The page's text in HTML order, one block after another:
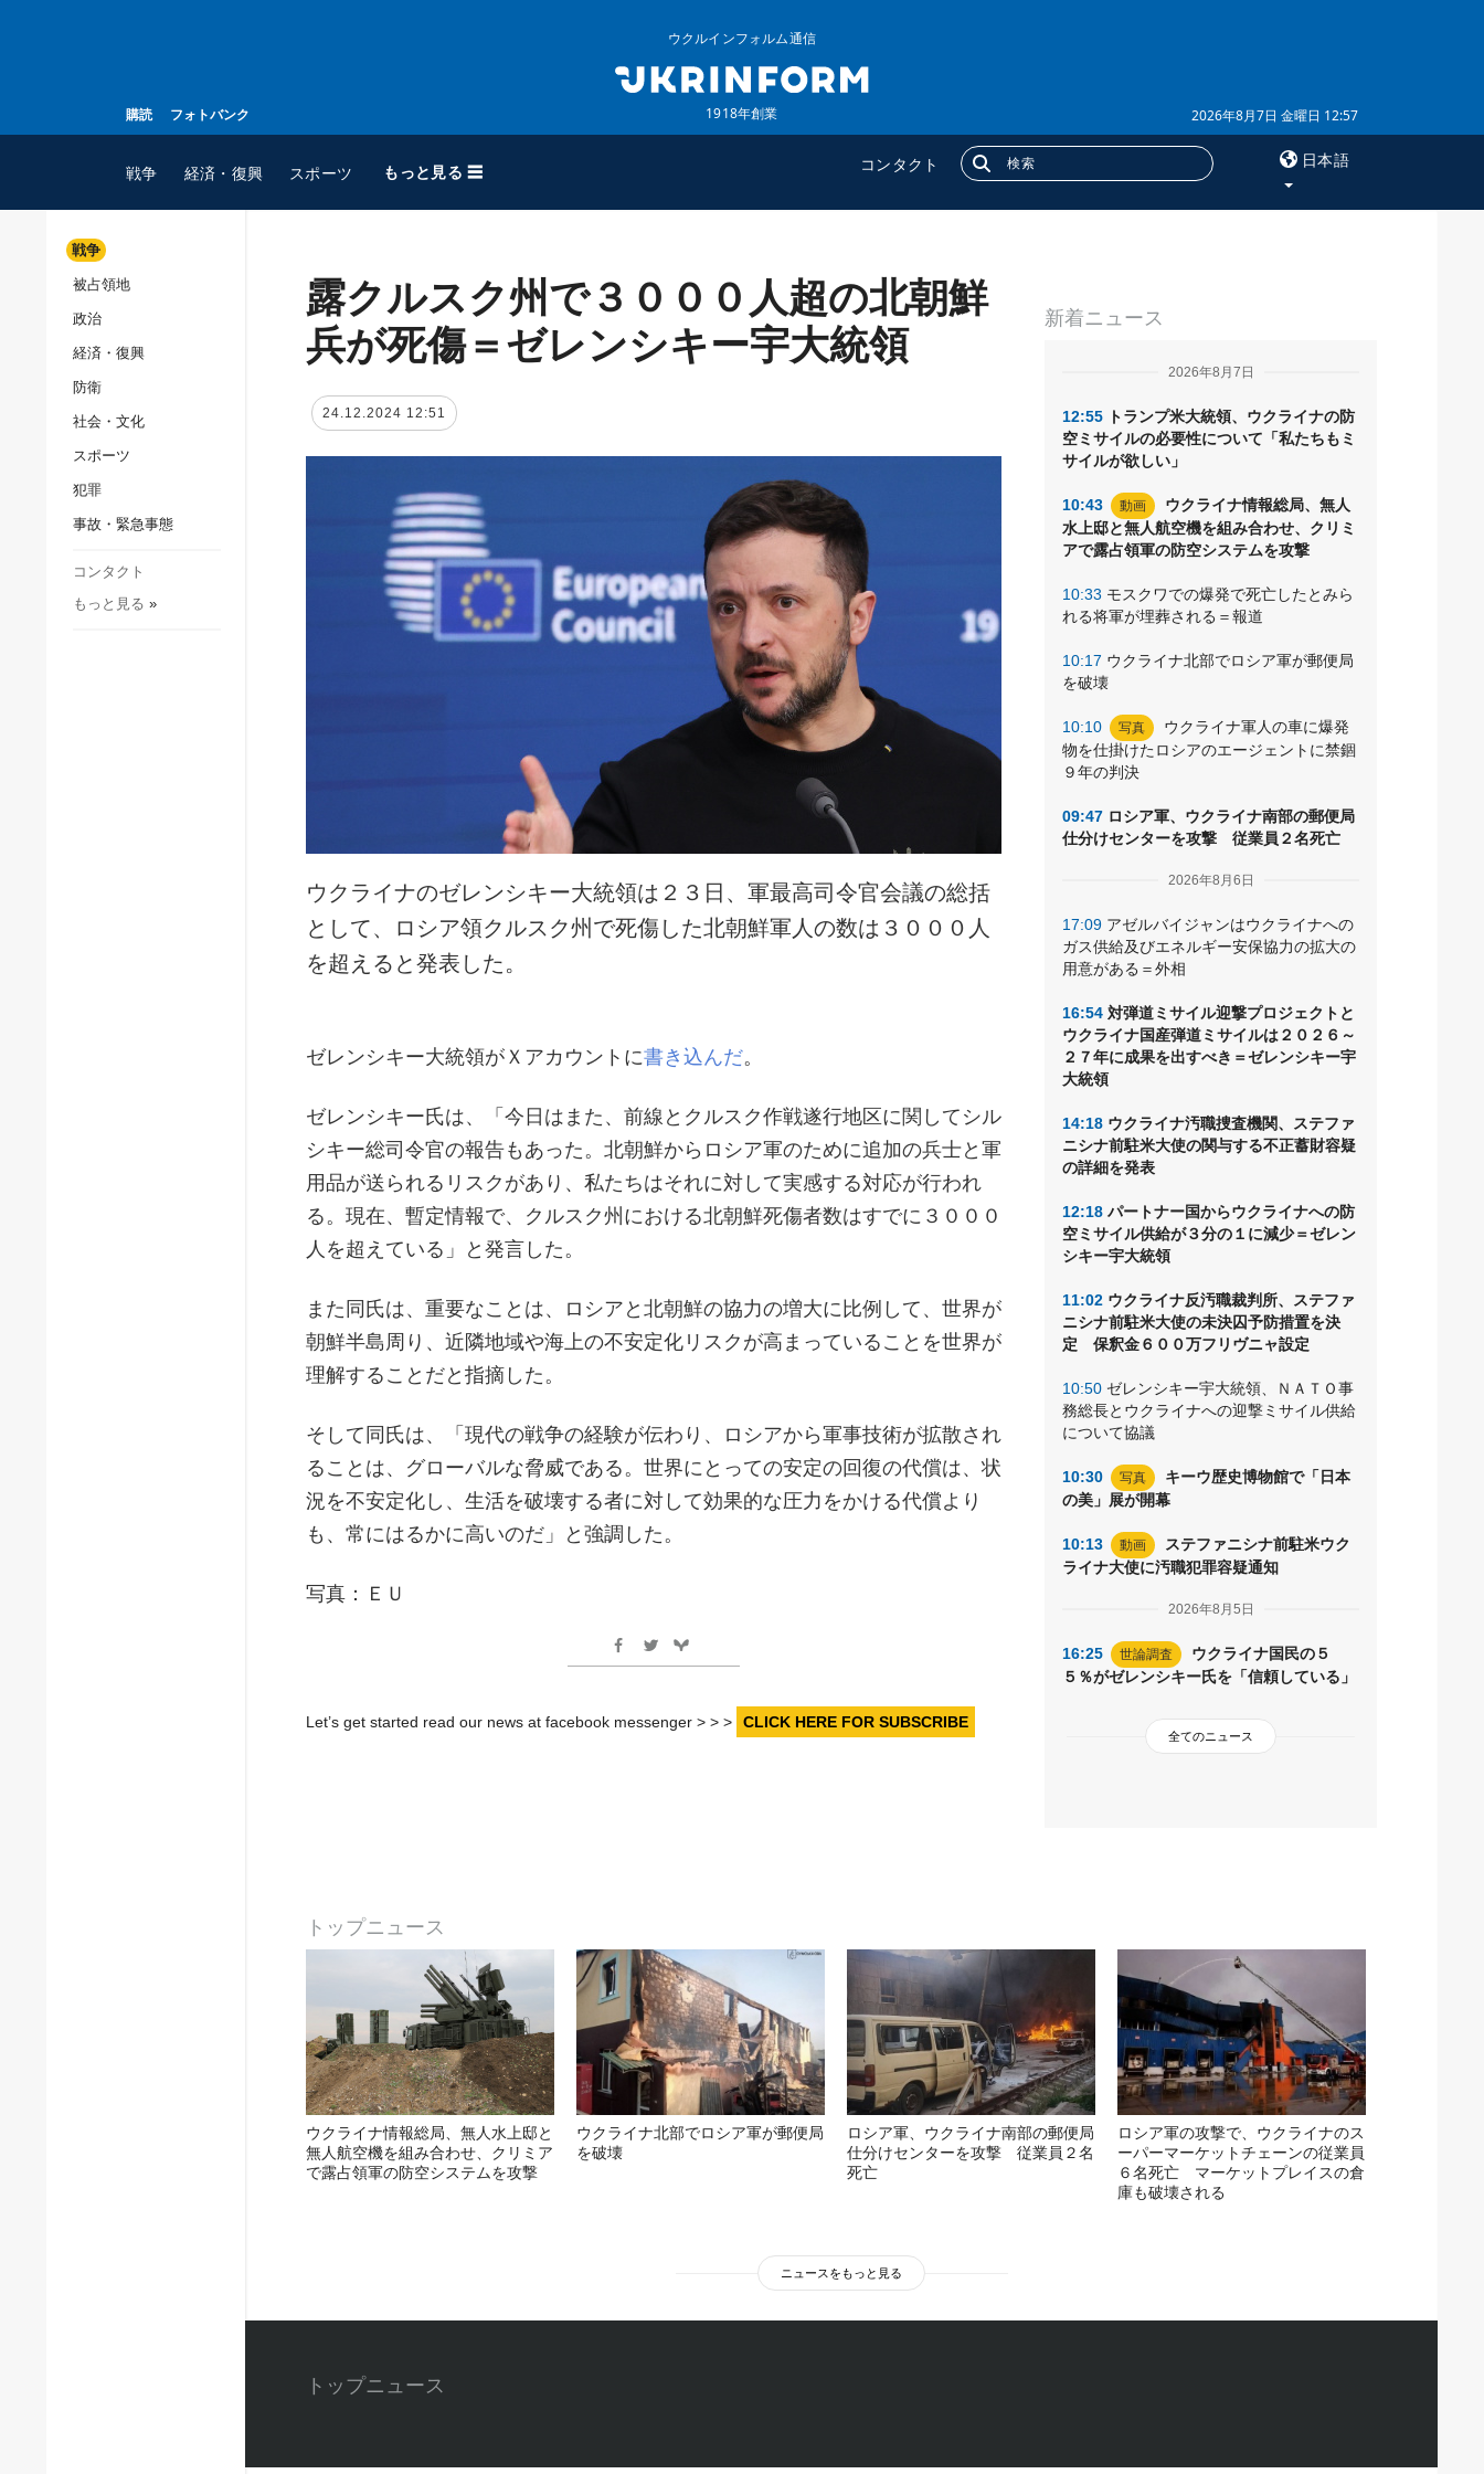
購読 フォトバンク
ウクルインフォルム通信
1918年創業 2026年8月7日 金曜日 12:57
戦争 経済・復興 スポーツ もっと見る ☰ コンタクト 日本語
スポーツ
ウクルインフォルム
ウクルインフォルムについ
て
追加
特集
インタビュー
購読
戦争
被占領地
政治
経済・復興
防衛
社会・文化
スポーツ
犯罪
事故・緊急事態
コンタクト
もっと見る »
新着ニュース
2026年8月7日
12:55 トランプ米大統領、ウクライナの防
空ミサイルの必要性について「私たちもミ
サイルが欲しい」
10:43 動画
ウクライナ情報総局、無人
水上邸と無人航空機を組み合わせ、クリミ
アで露占領軍の防空システムを攻撃
10:33 モスクワでの爆発で死亡したとみら
れる将軍が埋葬される＝報道
10:17 ウクライナ北部でロシア軍が郵便局
を破壊
10:10 写真
ウクライナ軍人の車に爆発
物を仕掛けたロシアのエージェントに禁錮
９年の判決
09:47 ロシア軍、ウクライナ南部の郵便局
仕分けセンターを攻撃 従業員２名死亡
2026年8月6日
17:09 アゼルバイジャンはウクライナへの
ガス供給及びエネルギー安保協力の拡大の
用意がある＝外相
16:54 対弾道ミサイル迎撃プロジェクトと
ウクライナ国産弾道ミサイルは２０２６～
２７年に成果を出すべき＝ゼレンシキー宇
大統領
14:18 ウクライナ汚職捜査機関、ステファ
ニシナ前駐米大使の関与する不正蓄財容疑
の詳細を発表
12:18 パートナー国からウクライナへの防
空ミサイル供給が３分の１に減少＝ゼレン
シキー宇大統領
11:02 ウクライナ反汚職裁判所、ステファ
ニシナ前駐米大使の未決囚予防措置を決
定 保釈金６００万フリヴニャ設定
10:50 ゼレンシキー宇大統領、ＮＡＴＯ事
務総長とウクライナへの迎撃ミサイル供給
について協議
10:30 写真
キーウ歴史博物館で「日本
の美」展が開幕
10:13 動画
ステファニシナ前駐米ウク
ライナ大使に汚職犯罪容疑通知
2026年8月5日
16:25 世論調査
ウクライナ国民の５
５％がゼレンシキー氏を「信頼している」
全てのニュース
露クルスク州で３０００人超の北朝鮮
兵が死傷＝ゼレンシキー宇大統領
24.12.2024 12:51
ウクライナのゼレンシキー大統領は２３日、軍最高司令官会議の総括
として、ロシア領クルスク州で死傷した北朝鮮軍人の数は３０００人
を超えると発表した。
ゼレンシキー大統領がＸアカウントに書き込んだ。
ゼレンシキー氏は、「今日はまた、前線とクルスク作戦遂行地区に関してシル
シキー総司令官の報告もあった。北朝鮮からロシア軍のために追加の兵士と軍
用品が送られるリスクがあり、私たちはそれに対して実感する対応が行われ
る。現在、暫定情報で、クルスク州における北朝鮮死傷者数はすでに３０００
人を超えている」と発言した。
また同氏は、重要なことは、ロシアと北朝鮮の協力の増大に比例して、世界が
朝鮮半島周り、近隣地域や海上の不安定化リスクが高まっていることを世界が
理解することだと指摘した。
そして同氏は、「現代の戦争の経験が伝わり、ロシアから軍事技術が拡散され
ることは、グローバルな脅威である。世界にとっての安定の回復の代償は、状
況を不安定化し、生活を破壊する者に対して効果的な圧力をかける代償より
も、常にはるかに高いのだ」と強調した。
写真：ＥＵ
Let’s get started read our news at facebook messenger > > > CLICK HERE FOR SUBSCRIBE
トップニュース
ウクライナ情報総局、無人水上邸と
無人航空機を組み合わせ、クリミア
で露占領軍の防空システムを攻撃
ウクライナ北部でロシア軍が郵便局
を破壊
ロシア軍、ウクライナ南部の郵便局
仕分けセンターを攻撃 従業員２名
死亡
ロシア軍の攻撃で、ウクライナのス
ーパーマーケットチェーンの従業員
６名死亡 マーケットプレイスの倉
庫も破壊される
ニュースをもっと見る
トップニュース